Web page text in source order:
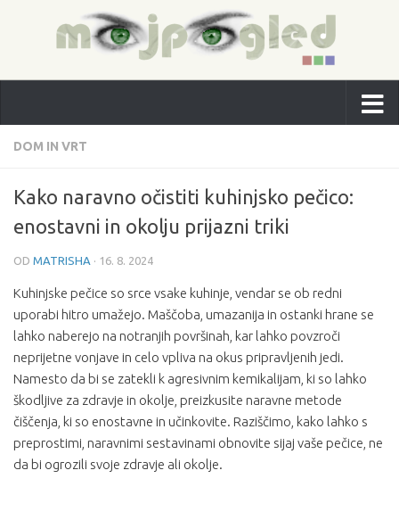
DOM IN VRT
Kako naravno očistiti kuhinjsko pečico:
enostavni in okolju prijazni triki
OD MATRISHA · 16. 8. 2024
Kuhinjske pečice so srce vsake kuhinje, vendar se ob redni
uporabi hitro umažejo. Maščoba, umazanija in ostanki hrane se
lahko naberejo na notranjih površinah, kar lahko povzroči
neprijetne vonjave in celo vpliva na okus pripravljenih jedi.
Namesto da bi se zatekli k agresivnim kemikalijam, ki so lahko
škodljive za zdravje in okolje, preizkusite naravne metode
čiščenja, ki so enostavne in učinkovite. Raziščimo, kako lahko s
preprostimi, naravnimi sestavinami obnovite sijaj vaše pečice, ne
da bi ogrozili svoje zdravje ali okolje.